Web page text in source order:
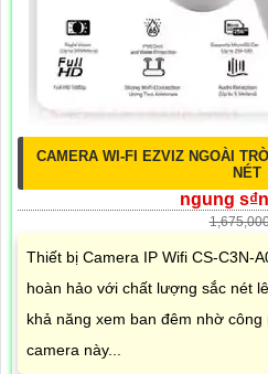
CAMERA WI-FI EZVIZ NGOÀI
NÉT
ngung
Thiết bị Camera IP Wifi CS-C3N-
hoàn hảo với chất lượng sắc nét
khả năng xem ban đêm nhờ công
camera này...